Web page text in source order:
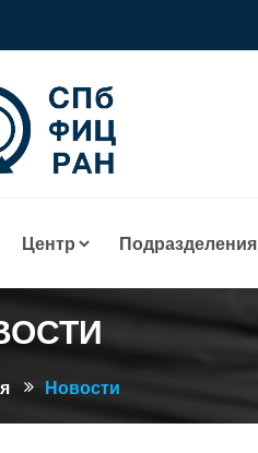
Центр Подразделения
Новости